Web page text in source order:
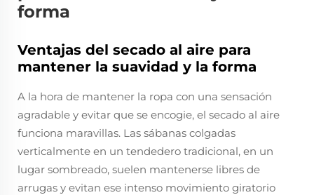
forma
Ventajas del secado al aire para
mantener la suavidad y la forma
A la hora de mantener la ropa con una sensación
agradable y evitar que se encogie, el secado al aire
funciona maravillas. Las sábanas colgadas
verticalmente en un tendedero tradicional, en un
lugar sombreado, suelen mantenerse libres de
arrugas y evitan ese intenso movimiento giratorio